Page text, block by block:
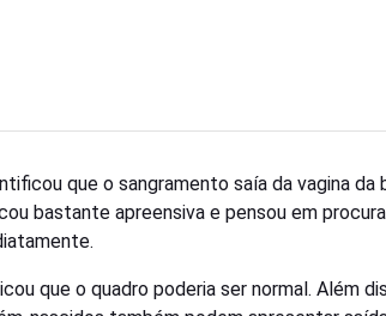
que o sangramento saía da vagina da
bastante apreensiva e pensou em
que o quadro poderia ser normal. Além